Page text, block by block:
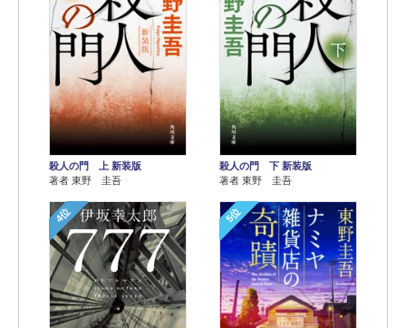
殺人の門 上 新装版
著者 東野 圭吾
殺人の門 下 新装版
著者 東野 圭吾
4位 5位